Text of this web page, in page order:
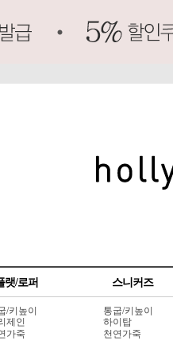
랫/로퍼 스니커즈
/키높이
제인
가죽
통굽/키높이
하이탑
천연가죽